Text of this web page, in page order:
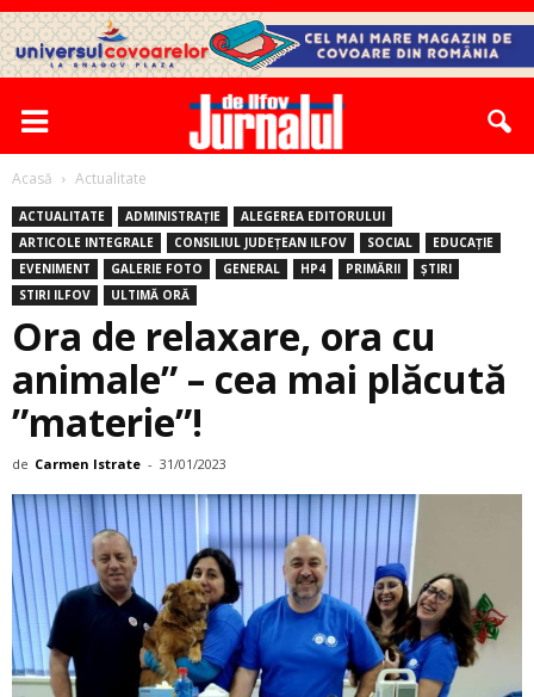
Acasă Actualitate
ACTUALITATE ADMINISTRAȚIE
ALEGEREA EDITORULUI
ARTICOLE INTEGRALE
CONSILIUL JUDEȚEAN ILFOV SOCIAL
EDUCAȚIE
EVENIMENT
GALERIE FOTO GENERAL HP4 PRIMĂRII
ȘTIRI
STIRI ILFOV
ULTIMĂ ORĂ
Ora de relaxare, ora cu
animale” – cea mai plăcută
”materie”!
de Carmen Istrate - 31/01/2023